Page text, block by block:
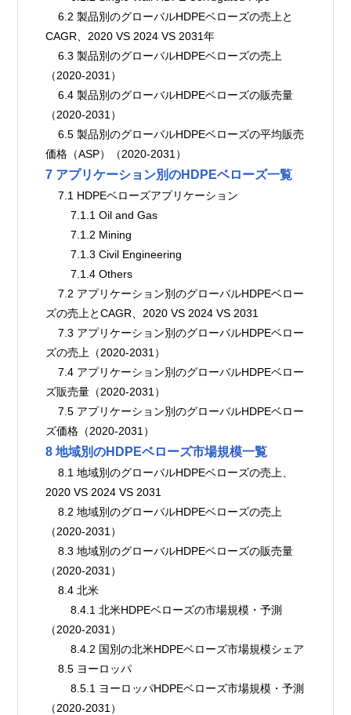
    6.2 製品別のグローバルHDPEベローズの売上と
CAGR、2020 VS 2024 VS 2031年
    6.3 製品別のグローバルHDPEベローズの売上
（2020-2031）
    6.4 製品別のグローバルHDPEベローズの販売量
（2020-2031）
    6.5 製品別のグローバルHDPEベローズの平均販売
価格（ASP）（2020-2031）
7 アプリケーション別のHDPEベローズ一覧
    7.1 HDPEベローズアプリケーション
        7.1.1 Oil and Gas
        7.1.2 Mining
        7.1.3 Civil Engineering
        7.1.4 Others
    7.2 アプリケーション別のグローバルHDPEベロー
ズの売上とCAGR、2020 VS 2024 VS 2031
    7.3 アプリケーション別のグローバルHDPEベロー
ズの売上（2020-2031）
    7.4 アプリケーション別のグローバルHDPEベロー
ズ販売量（2020-2031）
    7.5 アプリケーション別のグローバルHDPEベロー
ズ価格（2020-2031）
8 地域別のHDPEベローズ市場規模一覧
    8.1 地域別のグローバルHDPEベローズの売上、
2020 VS 2024 VS 2031
    8.2 地域別のグローバルHDPEベローズの売上
（2020-2031）
    8.3 地域別のグローバルHDPEベローズの販売量
（2020-2031）
    8.4 北米
        8.4.1 北米HDPEベローズの市場規模・予測
（2020-2031）
        8.4.2 国別の北米HDPEベローズ市場規模シェア
    8.5 ヨーロッパ
        8.5.1 ヨーロッパHDPEベローズ市場規模・予測
（2020-2031）